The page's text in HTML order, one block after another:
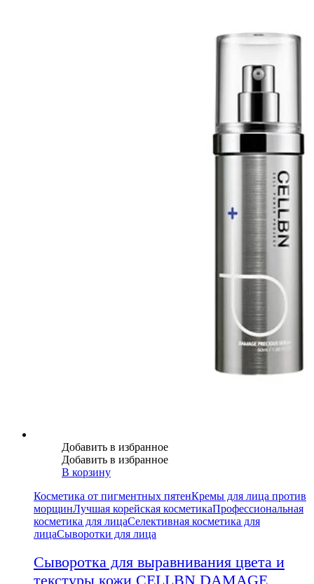
Добавить в избранное
Добавить в избранное
В корзину
Косметика от пигментных пятенКремы для лица против
морщинЛучшая корейская косметикаПрофессиональная
косметика для лицаСелективная косметика для
лицаСыворотки для лица
Сыворотка для выравнивания цвета и
текстуры кожи CELLBN DAMAGE